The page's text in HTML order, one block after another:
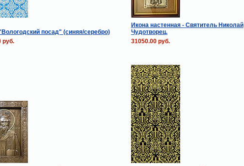
посад" (синяя/серебро)
Икона настенная - Святитель Николай
Чудотворец.
руб.
31050.00 руб.